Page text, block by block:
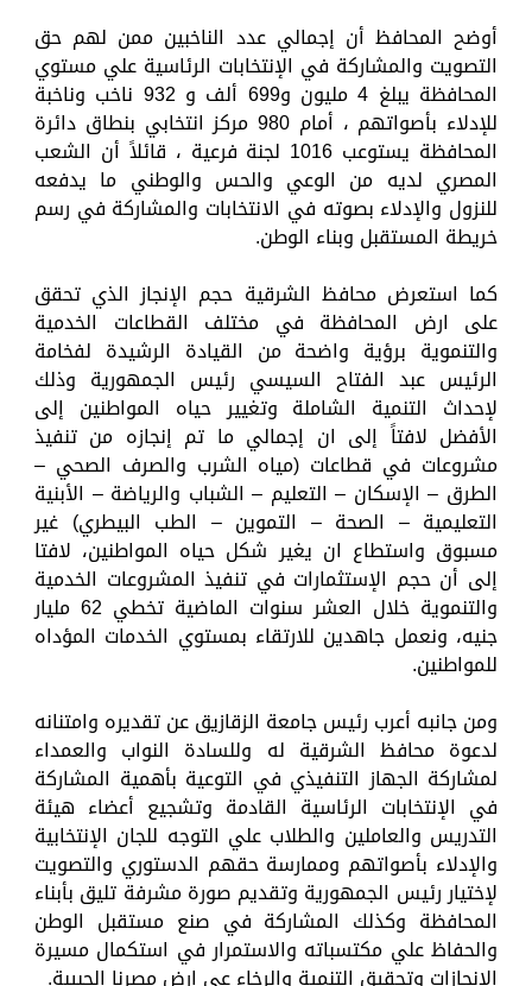
أوضح المحافظ أن إجمالي عدد الناخبين ممن لهم حق
التصويت والمشاركة في الإنتخابات الرئاسية علي مستوي
المحافظة يبلغ 4 مليون و699 ألف و 932 ناخب وناخبة
للإدلاء بأصواتهم ، أمام 980 مركز انتخابي بنطاق دائرة
المحافظة يستوعب 1016 لجنة فرعية ، قائلاً أن الشعب
المصري لديه من الوعي والحس والوطني ما يدفعه
للنزول والإدلاء بصوته في الانتخابات والمشاركة في رسم
خريطة المستقبل وبناء الوطن.
كما استعرض محافظ الشرقية حجم الإنجاز الذي تحقق
على ارض المحافظة في مختلف القطاعات الخدمية
والتنموية برؤية واضحة من القيادة الرشيدة لفخامة
الرئيس عبد الفتاح السيسي رئيس الجمهورية وذلك
لإحداث التنمية الشاملة وتغيير حياه المواطنين إلى
الأفضل لافتاً إلى ان إجمالي ما تم إنجازه من تنفيذ
مشروعات في قطاعات (مياه الشرب والصرف الصحي –
الطرق – الإسكان – التعليم – الشباب والرياضة – الأبنية
التعليمية – الصحة – التموين – الطب البيطري) غير
مسبوق واستطاع ان يغير شكل حياه المواطنين، لافتا
إلى أن حجم الإستثمارات في تنفيذ المشروعات الخدمية
والتنموية خلال العشر سنوات الماضية تخطي 62 مليار
جنيه، ونعمل جاهدين للارتقاء بمستوي الخدمات المؤداه
للمواطنين.
ومن جانبه أعرب رئيس جامعة الزقازيق عن تقديره وامتنانه
لدعوة محافظ الشرقية له وللسادة النواب والعمداء
لمشاركة الجهاز التنفيذي في التوعية بأهمية المشاركة
في الإنتخابات الرئاسية القادمة وتشجيع أعضاء هيئة
التدريس والعاملين والطلاب علي التوجه للجان الإنتخابية
والإدلاء بأصواتهم وممارسة حقهم الدستوري والتصويت
لإختيار رئيس الجمهورية وتقديم صورة مشرفة تليق بأبناء
المحافظة وكذلك المشاركة في صنع مستقبل الوطن
والحفاظ علي مكتسباته والاستمرار في استكمال مسيرة
الإنجازات وتحقيق التنمية والرخاء عي ارض مصرنا الحبيبة.